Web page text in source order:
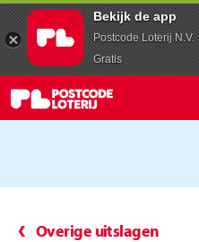
Bekijk de app
Postcode Loterij N.V.
Gratis
Overige uitslagen